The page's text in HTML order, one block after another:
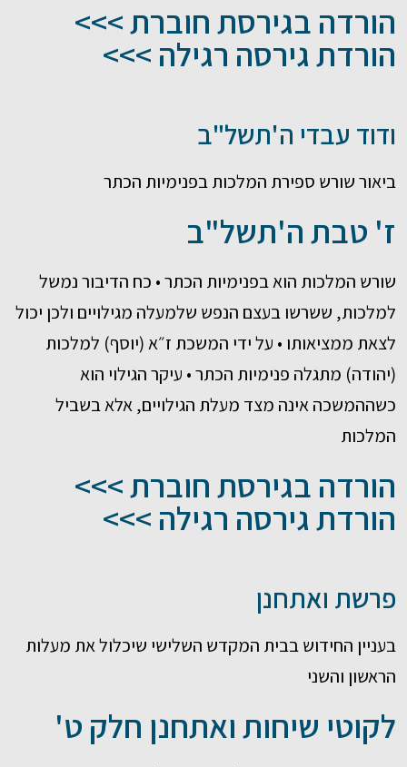
הורדה בגירסת חוברת >>>
הורדת גירסה רגילה >>>
ודוד עבדי ה'תשל"ב
ביאור שורש ספירת המלכות בפנימיות הכתר
ז' טבת ה'תשל"ב
שורש המלכות הוא בפנימיות הכתר • כח הדיבור נמשל
למלכות, ששרשו בעצם הנפש שלמעלה מגילויים ולכן יכול
לצאת ממציאותו • על ידי המשכת ז״א (יוסף) למלכות
(יהודה) מתגלה פנימיות הכתר • עיקר הגילוי הוא
כשההמשכה אינה מצד מעלת הגילויים, אלא בשביל
המלכות
הורדה בגירסת חוברת >>>
הורדת גירסה רגילה >>>
פרשת ואתחנן
בעניין החידוש בבית המקדש השלישי שיכלול את מעלות
הראשון והשני
לקוטי שיחות ואתחנן חלק ט'